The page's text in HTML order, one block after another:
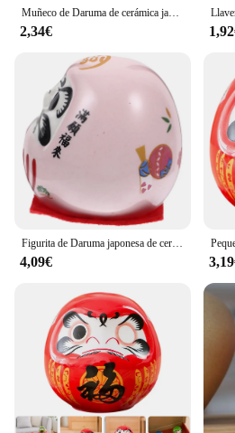
Muñeco de Daruma de cerámica japonesa, manualidades, amuleto de la suerte, adorno de fortuna, paisaje, decoración del hogar, accesorios en miniatura, regalos, 1/6 piezas
2,34€
Figurita de Daruma japonesa de cerámica, estatua de Darma, decoración de la riqueza
4,09€